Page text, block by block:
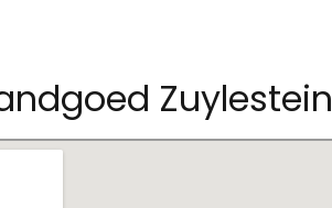
Zuylestein